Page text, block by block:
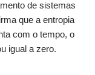
de sistemas
que a entropia
com o tempo, o
igual a zero.